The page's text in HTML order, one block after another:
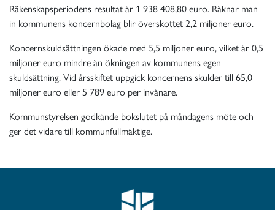
Räkenskapsperiodens resultat är 1 938 408,80 euro. Räknar man
in kommunens koncernbolag blir överskottet 2,2 miljoner euro.
Koncernskuldsättningen ökade med 5,5 miljoner euro, vilket är 0,5
miljoner euro mindre än ökningen av kommunens egen
skuldsättning. Vid årsskiftet uppgick koncernens skulder till 65,0
miljoner euro eller 5 789 euro per invånare.
Kommunstyrelsen godkände bokslutet på måndagens möte och
ger det vidare till kommunfullmäktige.